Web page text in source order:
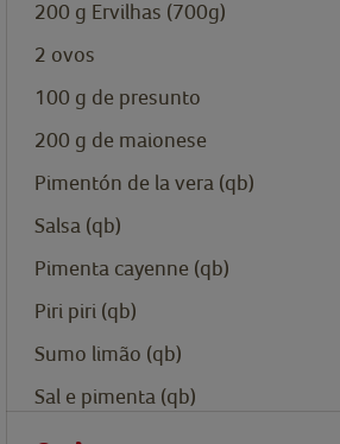
200 g Ervilhas (700g)
2 ovos
100 g de presunto
200 g de maionese
Pimentón de la vera (qb)
Salsa (qb)
Pimenta cayenne (qb)
Piri piri (qb)
Sumo limão (qb)
Sal e pimenta (qb)